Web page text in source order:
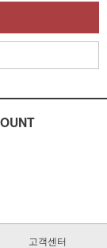
고객센터